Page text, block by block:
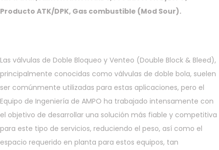
Producto ATK/DPK, Gas combustible (Mod Sour).
Las válvulas de Doble Bloqueo y Venteo (Double Block & Bleed),
principalmente conocidas como válvulas de doble bola, suelen
ser comúnmente utilizadas para estas aplicaciones, pero el
Equipo de Ingeniería de AMPO ha trabajado intensamente con
el objetivo de desarrollar una solución más fiable y competitiva
para este tipo de servicios, reduciendo el peso, así como el
espacio requerido en planta para estos equipos, tan